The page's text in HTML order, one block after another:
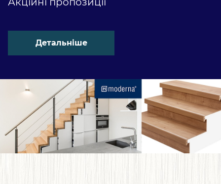
Детальніше